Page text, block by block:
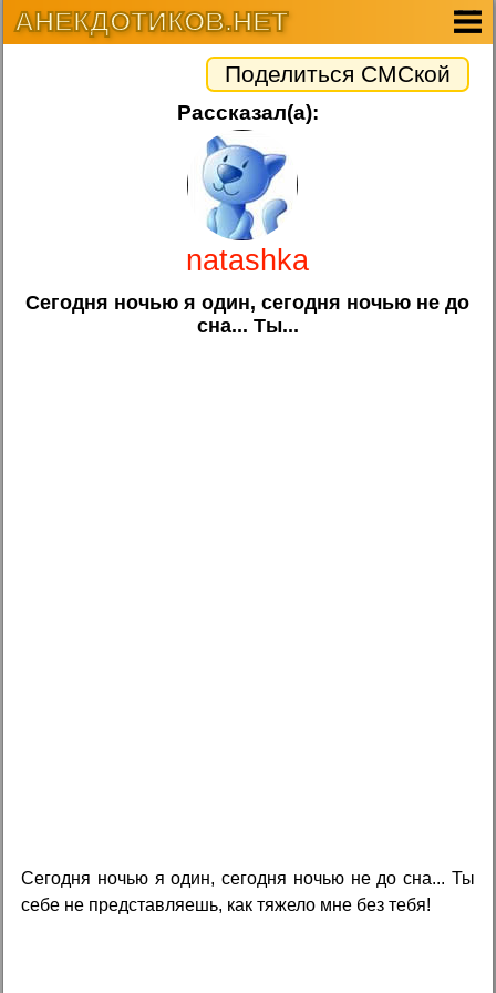
АНЕКДОТИКОВ.НЕТ
Поделиться СМСкой
Рассказал(а):
natashka
Сегодня ночью я один, сегодня ночью не до
сна... Ты...
Сегодня ночью я один, сегодня ночью не до сна... Ты
себе не представляешь, как тяжело мне без тебя!